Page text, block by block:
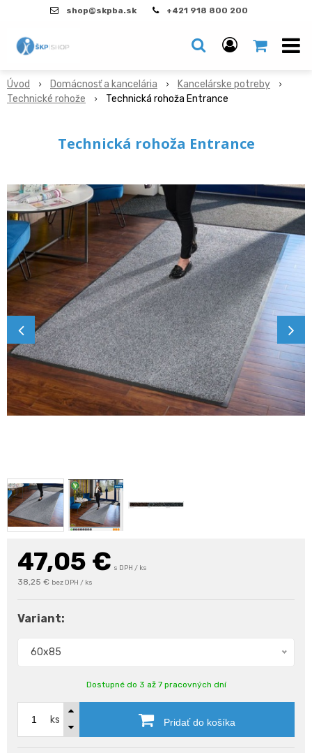
shop@skpba.sk +421 918 800 200
Úvod Domácnosť a kancelária
Kancelárske potreby
Technické rohože
Technická rohoža Entrance
Technická rohoža Entrance
47,05 € s DPH / ks
38,25 € bez DPH / ks
Variant:
60x85
Dostupné do 3 až 7 pracovných dní
ks Pridať do košíka